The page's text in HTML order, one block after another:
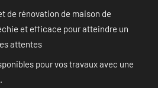
de rénovation de maison de
et efficace pour atteindre un
attentes
pour vos travaux avec une